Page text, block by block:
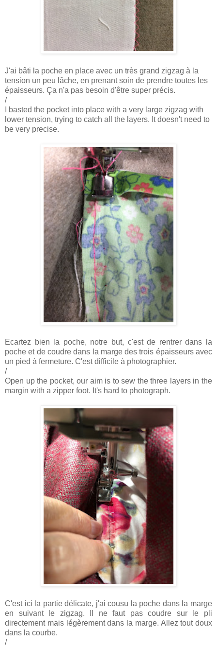
J'ai bâti la poche en place avec un très grand zigzag à la
tension un peu lâche, en prenant soin de prendre toutes les
épaisseurs. Ça n'a pas besoin d'être super précis.
/
I basted the pocket into place with a very large zigzag with
lower tension, trying to catch all the layers. It doesn't need to
be very precise.
Ecartez bien la poche, notre but, c'est de rentrer dans la
poche et de coudre dans la marge des trois épaisseurs avec
un pied à fermeture. C'est difficile à photographier.
/
Open up the pocket, our aim is to sew the three layers in the
margin with a zipper foot. It's hard to photograph.
C'est ici la partie délicate, j'ai cousu la poche dans la marge
en suivant le zigzag. Il ne faut pas coudre sur le pli
directement mais légèrement dans la marge. Allez tout doux
dans la courbe.
/